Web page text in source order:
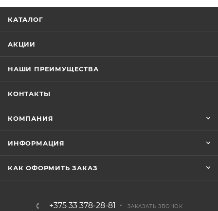
КАТАЛОГ
АКЦИИ
НАШИ ПРЕИМУЩЕСТВА
КОНТАКТЫ
КОМПАНИЯ
ИНФОРМАЦИЯ
КАК ОФОРМИТЬ ЗАКАЗ
+375 33 378-28-81 ЗАКАЗАТЬ ЗВОНОК